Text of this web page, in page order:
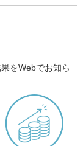
をWebでお知ら